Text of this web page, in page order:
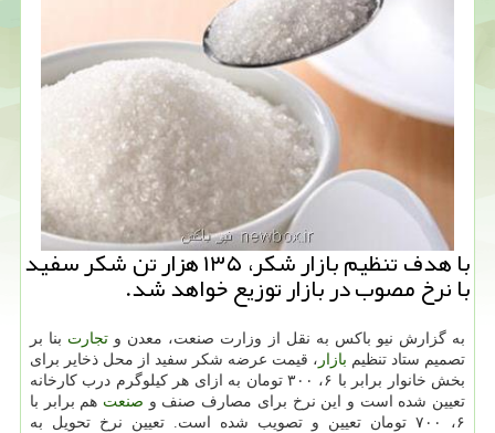
با هدف تنظیم بازار شكر، ۱۳۵ هزار تن شكر سفید
با نرخ مصوب در بازار توزیع خواهد شد.
به گزارش نیو باکس به نقل از وزارت صنعت، معدن و تجارت بنا بر
تصمیم ستاد تنظیم بازار ، قیمت عرضه شکر سفید از محل ذخایر برای
بخش خانوار برابر با ۶، ۳۰۰ تومان به ازای هر کیلوگرم درب کارخانه
تعیین شده است و این نرخ برای مصارف صنف و صنعت هم برابر با
۶، ۷۰۰ تومان تعیین و تصویب شده است. تعیین نرخ تحویل به